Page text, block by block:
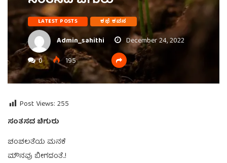
LATEST POSTS ಕಥೆ ಕವನ
Admin_sahithi
December 24, 2022
0
195
Post Views: 255
ಸಂತಸದ ಚಿಗುರು
ಚಂಚಲತೆಯ ಮನಕೆ
ಮೌನವು ಬೀಗದಂತೆ..!